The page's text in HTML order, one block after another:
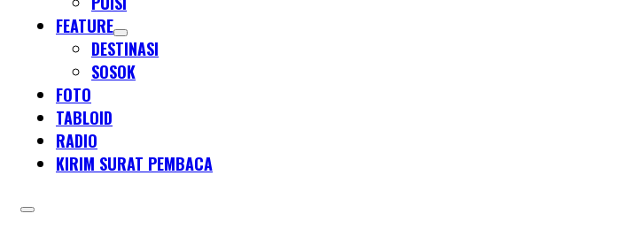
FEATURE
DESTINASI
SOSOK
FOTO
TABLOID
RADIO
KIRIM SURAT PEMBACA